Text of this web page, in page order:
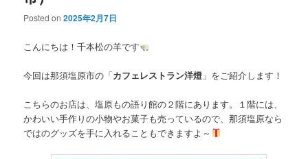
Posted on2025年2月7日
こんにちは！千本松の羊です
今回は那須塩原市の「カフェレストラン洋燈 」をご紹介します！
こちらのお店は、塩原もの語り館の２階にあります。１階には、
かわいい手作りの小物やお菓子も売っているので、那須塩原なら
ではのグッズを手に入れることもできますよ～